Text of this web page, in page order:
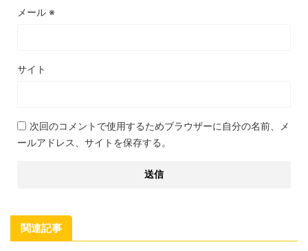
メール ※
サイト
次回のコメントで使用するためブラウザーに自分の名前、メ
ールアドレス、サイトを保存する。
関連記事